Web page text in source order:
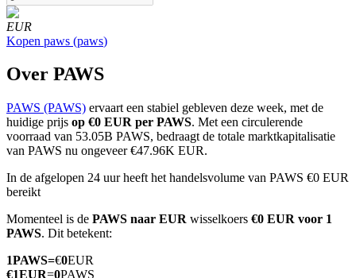
COIN-M-futures
TradFi
EUR
Kopen paws (paws)
Over PAWS
PAWS (PAWS) ervaart een stabiel gebleven deze week, met de
huidige prijs op €0 EUR per PAWS. Met een circulerende
voorraad van 53.05B PAWS, bedraagt de totale marktkapitalisatie
van PAWS nu ongeveer €47.96K EUR.
In de afgelopen 24 uur heeft het handelsvolume van PAWS €0 EUR
bereikt
Momenteel is de PAWS naar EUR wisselkoers €0 EUR voor 1
PAWS. Dit betekent:
1PAWS=€0EUR
€1EUR=0PAWS